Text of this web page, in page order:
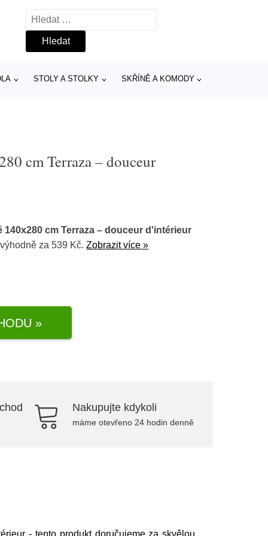
Vyhledávání
STOLY A STOLKY SKŘÍNĚ A KOMODY
cm Terraza – douceur
cm Terraza – douceur d'intérieur
za 539 Kč.Zobrazit více »
»
Nakupujte kdykoli
máme otevřeno 24 hodin denně
- tento produkt doručujeme za skvělou